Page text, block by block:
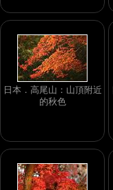
日本．高尾山：山頂附近
的秋色